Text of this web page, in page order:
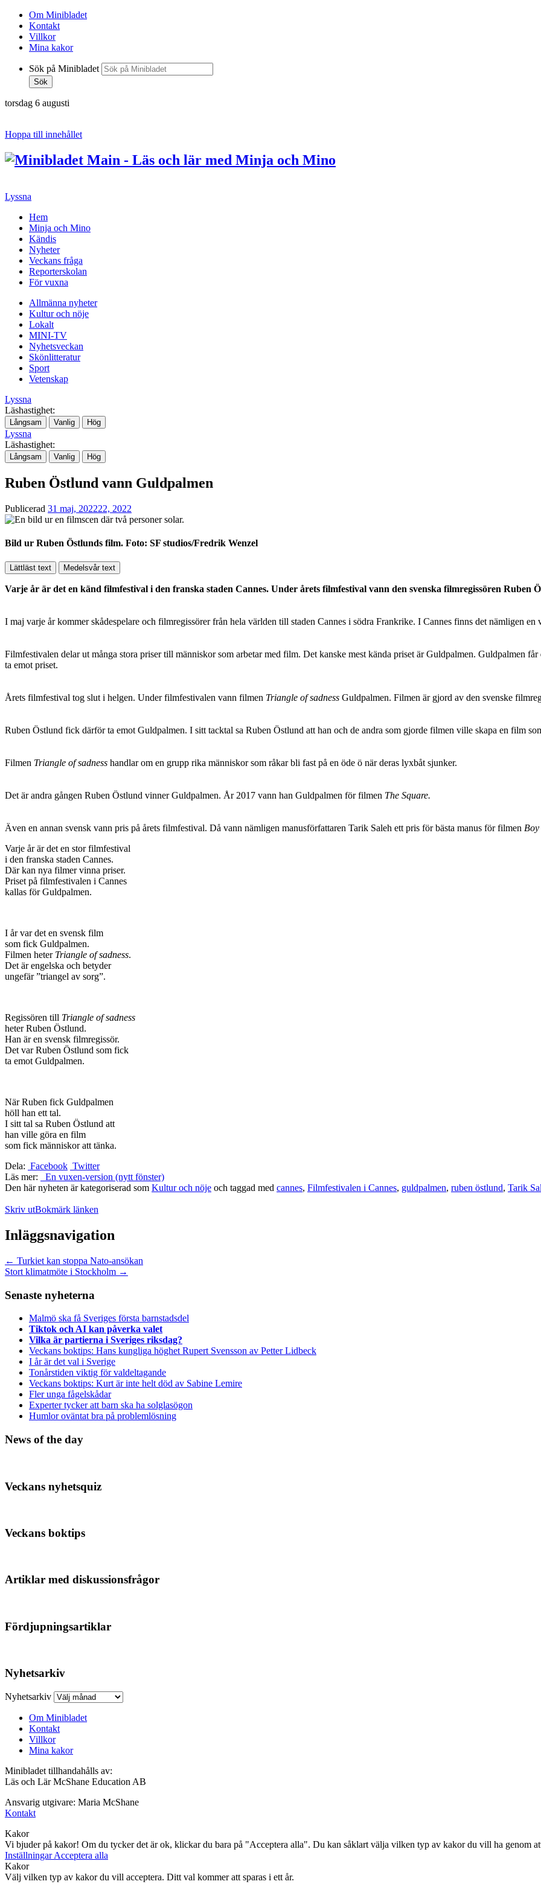
Om Minibladet
Kontakt
Villkor
Mina kakor
Sök på Minibladet
Sök
torsdag 6 augusti
Hoppa till innehållet
Lyssna
Hem
Minja och Mino
Kändis
Nyheter
Veckans fråga
Reporterskolan
För vuxna
Allmänna nyheter
Kultur och nöje
Lokalt
MINI-TV
Nyhetsveckan
Skönlitteratur
Sport
Vetenskap
Lyssna
Läshastighet:
Långsam Vanlig Hög
Lyssna
Läshastighet:
Långsam Vanlig Hög
Ruben Östlund vann Guldpalmen
Publicerad 31 maj, 202222, 2022
Bild ur Ruben Östlunds film. Foto: SF studios/Fredrik Wenzel
Lättläst text Medelsvår text
Varje år är det en känd filmfestival i den franska staden Cannes. Under årets filmfestival vann den svenska filmregissören Ruben
I maj varje år kommer skådespelare och filmregissörer från hela världen till staden Cannes i södra Frankrike. I Cannes finns det nämligen
Filmfestivalen delar ut många stora priser till människor som arbetar med film. Det kanske mest kända priset är Guldpalmen. Guldpalmen
ta emot priset.
Årets filmfestival tog slut i helgen. Under filmfestivalen vann filmen Triangle of sadness Guldpalmen. Filmen är gjord av den svenske
Ruben Östlund fick därför ta emot Guldpalmen. I sitt tacktal sa Ruben Östlund att han och de andra som gjorde filmen ville skapa en film
Filmen Triangle of sadness handlar om en grupp rika människor som råkar bli fast på en öde ö när deras lyxbåt sjunker.
Det är andra gången Ruben Östlund vinner Guldpalmen. År 2017 vann han Guldpalmen för filmen The Square.
Även en annan svensk vann pris på årets filmfestival. Då vann nämligen manusförfattaren Tarik Saleh ett pris för bästa manus för filmen Boy
Varje år är det en stor filmfestival
i den franska staden Cannes.
Där kan nya filmer vinna priser.
Priset på filmfestivalen i Cannes
kallas för Guldpalmen.
I år var det en svensk film
som fick Guldpalmen.
Filmen heter Triangle of sadness.
Det är engelska och betyder
ungefär ”triangel av sorg”.
Regissören till Triangle of sadness
heter Ruben Östlund.
Han är en svensk filmregissör.
Det var Ruben Östlund som fick
ta emot Guldpalmen.
När Ruben fick Guldpalmen
höll han ett tal.
I sitt tal sa Ruben Östlund att
han ville göra en film
som fick människor att tänka.
Dela: Facebook Twitter
Läs mer:
En vuxen-version (nytt fönster)
Den här nyheten är kategoriserad som Kultur och nöje och taggad med cannes, Filmfestivalen i Cannes, guldpalmen, ruben östlund, Tarik
Skriv utBokmärk länken
Inläggsnavigation
← Turkiet kan stoppa Nato-ansökan
Stort klimatmöte i Stockholm →
Senaste nyheterna
Malmö ska få Sveriges första barnstadsdel
Tiktok och AI kan påverka valet
Vilka är partierna i Sveriges riksdag?
Veckans boktips: Hans kungliga höghet Rupert Svensson av Petter Lidbeck
I år är det val i Sverige
Tonårstiden viktig för valdeltagande
Veckans boktips: Kurt är inte helt död av Sabine Lemire
Fler unga fågelskådar
Experter tycker att barn ska ha solglasögon
Humlor oväntat bra på problemlösning
News of the day
Veckans nyhetsquiz
Veckans boktips
Artiklar med diskussionsfrågor
Fördjupningsartiklar
Nyhetsarkiv
Nyhetsarkiv
Om Minibladet
Kontakt
Villkor
Mina kakor
Minibladet tillhandahålls av:
Läs och Lär McShane Education AB
Ansvarig utgivare: Maria McShane
Kontakt
Kakor
Vi bjuder på kakor! Om du tycker det är ok, klickar du bara på "Acceptera alla". Du kan såklart välja vilken typ av kakor du vill ha genom
InställningarAcceptera alla
Kakor
Välj vilken typ av kakor du vill acceptera. Ditt val kommer att sparas i ett år.